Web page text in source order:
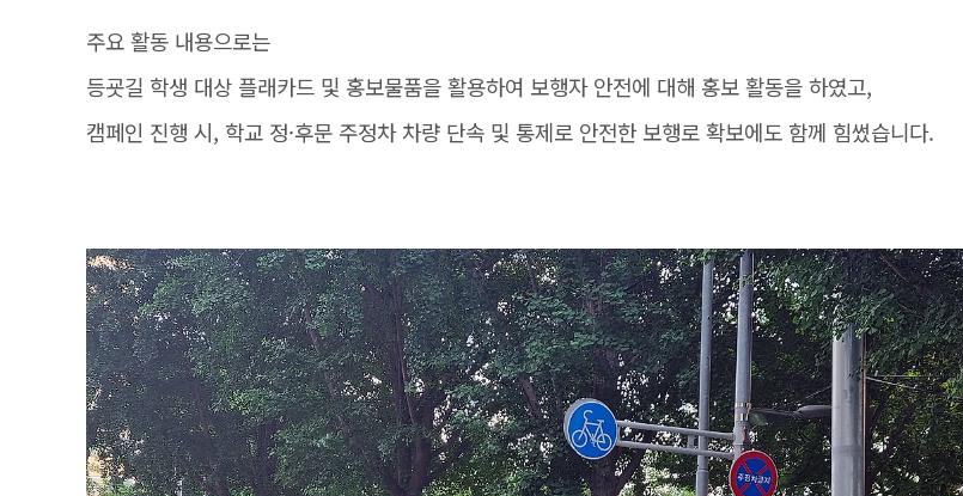
주요 활동 내용으로는
등굣길 학생 대상 플래카드 및 홍보물품을 활용하여 보행자 안전에 대해 홍보 활동을 하였고,
캠페인 진행 시, 학교 정·후문 주정차 차량 단속 및 통제로 안전한 보행로 확보에도 함께 힘썼습니다.